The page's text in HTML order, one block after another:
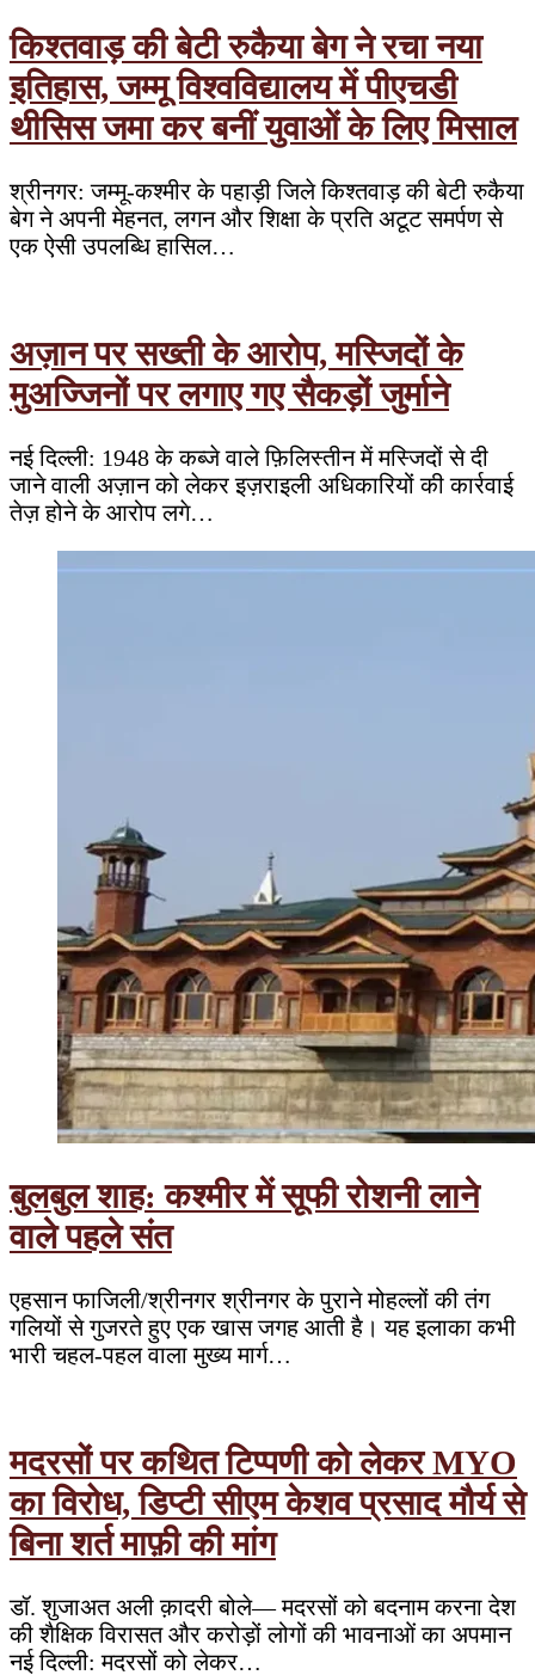
किश्तवाड़ की बेटी रुकैया बेग ने रचा नया
इतिहास, जम्मू विश्वविद्यालय में पीएचडी
थीसिस जमा कर बनीं युवाओं के लिए मिसाल
श्रीनगर: जम्मू-कश्मीर के पहाड़ी जिले किश्तवाड़ की बेटी रुकैया
बेग ने अपनी मेहनत, लगन और शिक्षा के प्रति अटूट समर्पण से
एक ऐसी उपलब्धि हासिल…
अज़ान पर सख्ती के आरोप, मस्जिदों के
मुअज्जिनों पर लगाए गए सैकड़ों जुर्माने
नई दिल्ली: 1948 के कब्जे वाले फ़िलिस्तीन में मस्जिदों से दी
जाने वाली अज़ान को लेकर इज़राइली अधिकारियों की कार्रवाई
तेज़ होने के आरोप लगे…
बुलबुल शाह: कश्मीर में सूफी रोशनी लाने
वाले पहले संत
एहसान फाजिली/श्रीनगर श्रीनगर के पुराने मोहल्लों की तंग
गलियों से गुजरते हुए एक खास जगह आती है। यह इलाका कभी
भारी चहल-पहल वाला मुख्य मार्ग…
मदरसों पर कथित टिप्पणी को लेकर MYO
का विरोध, डिप्टी सीएम केशव प्रसाद मौर्य से
बिना शर्त माफ़ी की मांग
डॉ. शुजाअत अली क़ादरी बोले— मदरसों को बदनाम करना देश
की शैक्षिक विरासत और करोड़ों लोगों की भावनाओं का अपमान
नई दिल्ली: मदरसों को लेकर…